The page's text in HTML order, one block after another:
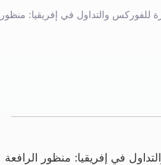
للفوركس والتداول في إفريقيا: منظور
في إفريقيا: منظور الرافعة